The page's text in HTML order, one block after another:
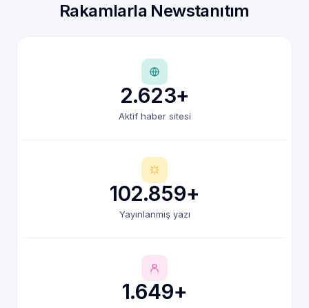
Rakamlarla Newstanıtım
2.623+
Aktif haber sitesi
102.859+
Yayınlanmış yazı
1.649+